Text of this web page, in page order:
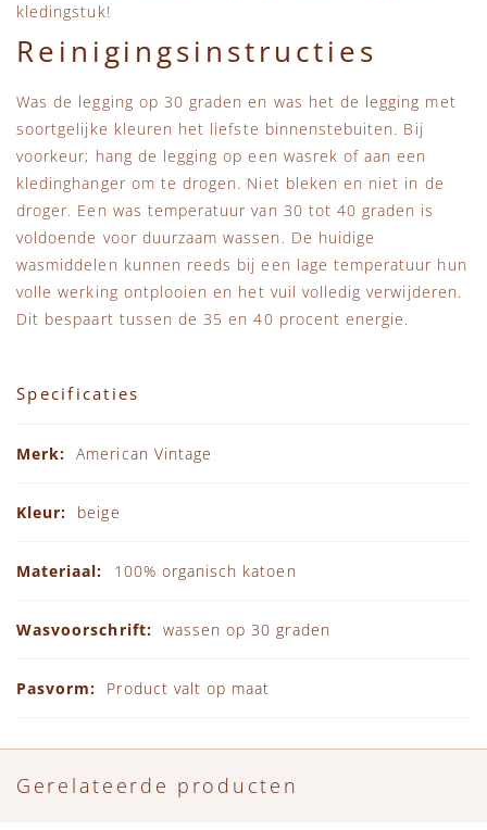
kledingstuk!
Reinigingsinstructies
Was de legging op 30 graden en was het de legging met
soortgelijke kleuren het liefste binnenstebuiten. Bij
voorkeur; hang de legging op een wasrek of aan een
kledinghanger om te drogen. Niet bleken en niet in de
droger. Een was temperatuur van 30 tot 40 graden is
voldoende voor duurzaam wassen. De huidige
wasmiddelen kunnen reeds bij een lage temperatuur hun
volle werking ontplooien en het vuil volledig verwijderen.
Dit bespaart tussen de 35 en 40 procent energie.
Specificaties
American Vintage
beige
100% organisch katoen
wassen op 30 graden
Product valt op maat
Gerelateerde producten